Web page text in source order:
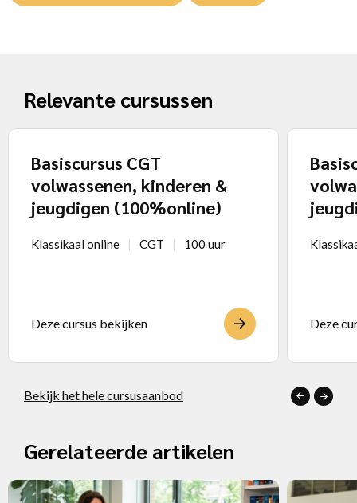
Relevante cursussen
Basiscursus CGT
volwassenen, kinderen &
jeugdigen (100%online)
Klassikaal online CGT 100 uur
Deze cursus bekijken Deze
Bekijk het hele cursusaanbod
Gerelateerde artikelen